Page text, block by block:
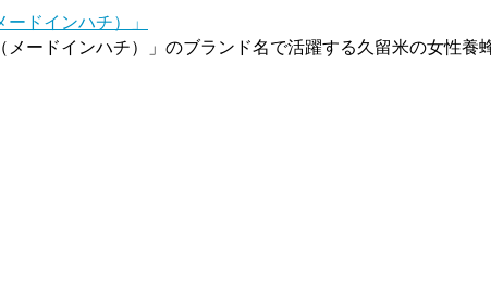
ドインハチ）」
ードインハチ）」のブランド名で活躍する久留米の女性